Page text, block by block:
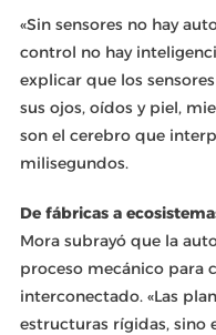
«Sin sensores no hay
control no hay
explicar que los
sus ojos, oídos y piel,
son el cerebro que
milisegundos.
De fábricas a
Mora subrayó que la
proceso mecánico para
interconectado. «Las
estructuras rígidas, sino